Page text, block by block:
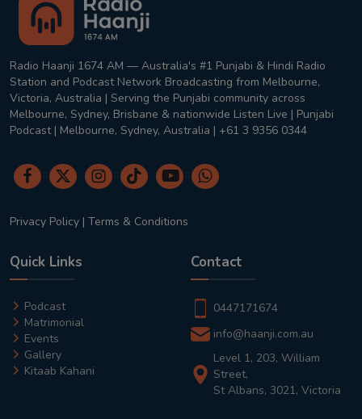
Radio Haanji 1674 AM — Australia's #1 Punjabi & Hindi Radio
Station and Podcast Network Broadcasting from Melbourne,
Victoria, Australia | Serving the Punjabi community across
Melbourne, Sydney, Brisbane & nationwide Listen Live | Punjabi
Podcast | Melbourne, Sydney, Australia | +61 3 9356 0344
Privacy Policy | Terms & Conditions
Quick Links
Podcast
Matrimonial
Events
Gallery
Kitaab Kahani
Contact
0447171674
info@haanji.com.au
Level 1, 203, William
Street,
St Albans, 3021, Victoria